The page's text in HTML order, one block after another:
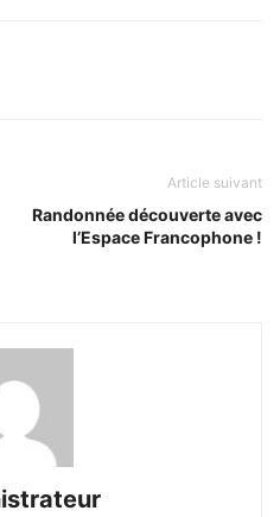
Article suivant
Randonnée découverte avec
l’Espace Francophone !